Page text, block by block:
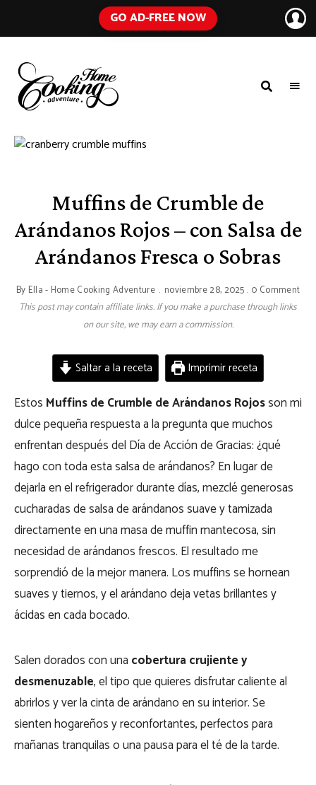
GO AD-FREE NOW
COOKING
ADVENTURE
Blog
with
Muffins de Crumble de
Arándanos Rojos – con Salsa de
Arándanos Fresca o Sobras
By Ella - Home Cooking Adventure noviembre 28, 2025 0 Comment
This post may contain affiliate links. If you make a purchase through links
on our site, we may earn a commission.
Saltar a la receta Imprimir receta
Estos Muffins de Crumble de Arándanos Rojosson mi
dulce pequeña respuesta a la pregunta que muchos
enfrentan después del Día de Acción de Gracias: ¿qué
hago con toda esta salsa de arándanos? En lugar de
dejarla en el refrigerador durante días, mezclé generosas
cucharadas de salsa de arándanos suave y tamizada
directamente en una masa de muffin mantecosa, sin
necesidad de arándanos frescos. El resultado me
sorprendió de la mejor manera. Los muffins se hornean
suaves y tiernos, y el arándano deja vetas brillantes y
ácidas en cada bocado.
Salen dorados con una cobertura crujiente y
desmenuzable, el tipo que quieres disfrutar caliente al
abrirlos y ver la cinta de arándano en su interior. Se
sienten hogareños y reconfortantes, perfectos para
mañanas tranquilas o una pausa para el té de la tarde.